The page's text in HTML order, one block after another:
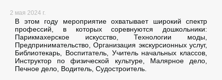
2 мая 2024 г.
В этом году мероприятие охватывает широкий спектр
профессий, в которых соревнуются дошкольники:
Парикмахерское искусство, Технологии моды,
Предпринимательство, Организация экскурсионных услуг,
Библиотекарь, Воспитатель, Учитель начальных классов,
Инструктор по физической культуре, Малярное дело,
Печное дело, Водитель, Судостроитель.